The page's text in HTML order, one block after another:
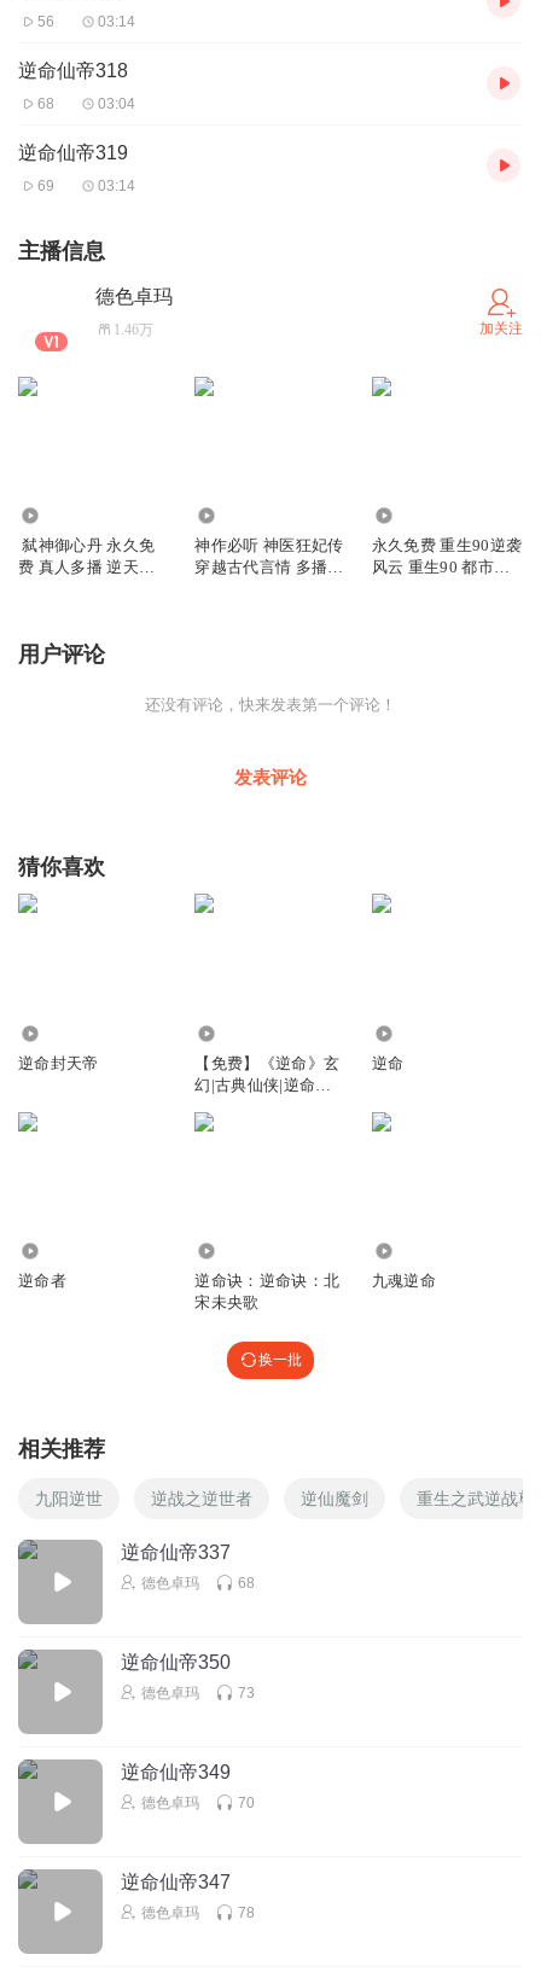
56 03:14
逆命仙帝318
68 03:04
逆命仙帝319
69 03:14
主播信息
德色卓玛
1.46万 加关注
弑神御心丹 永久免
费 真人多播 逆天重
神作必听 神医狂妃传
穿越古代言情 多播
永久免费 重生90逆袭
风云 重生90 都市爽
用户评论
还没有评论，快来发表第一个评论！
发表评论
猜你喜欢
逆命封天帝
【免费】《逆命》玄
幻|古典仙侠|逆命者|
逆命
逆命者
逆命诀：逆命诀：北
宋未央歌
九魂逆命
换一批
相关推荐
九阳逆世 逆战之逆世者 逆仙魔剑 重生之武逆战尊
逆命仙帝337
德色卓玛 68
逆命仙帝350
德色卓玛 73
逆命仙帝349
德色卓玛 70
逆命仙帝347
德色卓玛 78